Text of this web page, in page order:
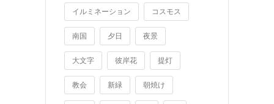
イルミネーション コスモス
南国 夕日 夜景
大文字 彼岸花 提灯
教会 新緑 朝焼け